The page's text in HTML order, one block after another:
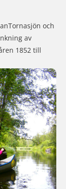
och
av
1852 till